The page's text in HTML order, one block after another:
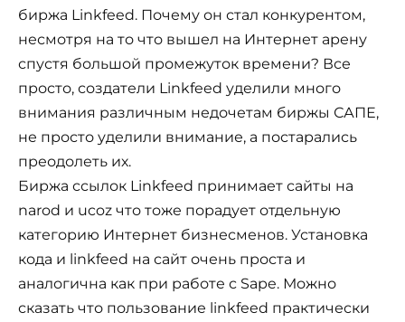
биржа Linkfeed. Почему он стал конкурентом,
несмотря на то что вышел на Интернет арену
спустя большой промежуток времени? Все
просто, создатели Linkfeed уделили много
внимания различным недочетам биржы САПЕ,
не просто уделили внимание, а постарались
преодолеть их.
Биржа ссылок Linkfeed принимает сайты на
narod и ucoz что тоже порадует отдельную
категорию Интернет бизнесменов. Установка
кода и linkfeed на сайт очень проста и
аналогична как при работе с Sape. Можно
сказать что пользование linkfeed практически